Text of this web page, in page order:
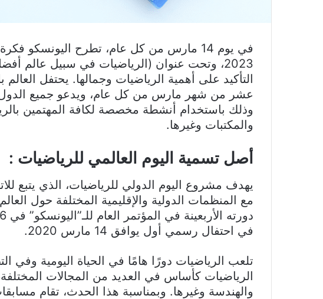
في يوم 14 مارس من كل عام، تطرح اليونسكو
2023، وتحت عنوان (الرياضيات في سبيل عالم
التأكيد على أهمية الرياضيات وجمالها. يحتفل العالم
عشر من شهر مارس من كل عام، ويدعو جميع الدول
وذلك باستخدام أنشطة مخصصة لكافة المهتمين
والمكتبات وغيرها.
أصل تسمية اليوم العالمي للرياضيات :
يهدف مشروع اليوم الدولي للرياضيات، الذي يتبع
مع المنظمات الدولية والإقليمية المختلفة حول
في احتفال رسمي أول يوافق 14 مارس 2020.
تلعب الرياضيات دورًا هامًا في الحياة اليومية وفي
الرياضيات كأساس في العديد من المجالات المختلفة،
والهندسة وغيرها. وبمناسبة هذا الحدث، تقام